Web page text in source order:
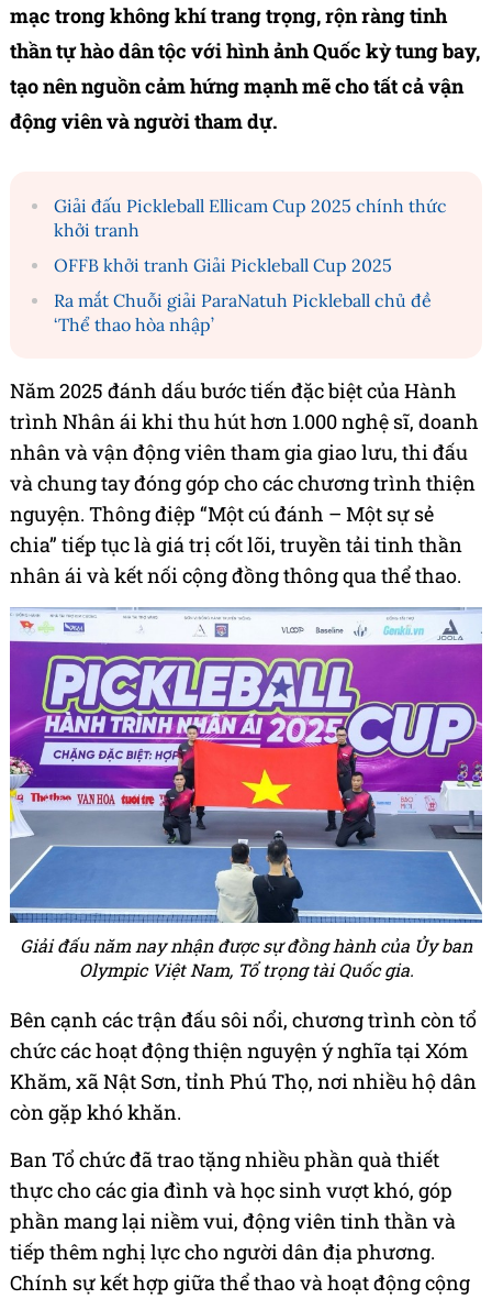
mạc trong không khí trang trọng, rộn ràng tinh
thần tự hào dân tộc với hình ảnh Quốc kỳ tung bay,
tạo nên nguồn cảm hứng mạnh mẽ cho tất cả vận
động viên và người tham dự.
Giải đấu Pickleball Ellicam Cup 2025 chính thức
khởi tranh
OFFB khởi tranh Giải Pickleball Cup 2025
Ra mắt Chuỗi giải ParaNatuh Pickleball chủ đề
‘Thể thao hòa nhập’
Năm 2025 đánh dấu bước tiến đặc biệt của Hành
trình Nhân ái khi thu hút hơn 1.000 nghệ sĩ, doanh
nhân và vận động viên tham gia giao lưu, thi đấu
và chung tay đóng góp cho các chương trình thiện
nguyện. Thông điệp “Một cú đánh – Một sự sẻ
chia” tiếp tục là giá trị cốt lõi, truyền tải tinh thần
nhân ái và kết nối cộng đồng thông qua thể thao.
Giải đấu năm nay nhận được sự đồng hành của Ủy ban
Olympic Việt Nam, Tổ trọng tài Quốc gia.
Bên cạnh các trận đấu sôi nổi, chương trình còn tổ
chức các hoạt động thiện nguyện ý nghĩa tại Xóm
Khăm, xã Nật Sơn, tỉnh Phú Thọ, nơi nhiều hộ dân
còn gặp khó khăn.
Ban Tổ chức đã trao tặng nhiều phần quà thiết
thực cho các gia đình và học sinh vượt khó, góp
phần mang lại niềm vui, động viên tinh thần và
tiếp thêm nghị lực cho người dân địa phương.
Chính sự kết hợp giữa thể thao và hoạt động cộng